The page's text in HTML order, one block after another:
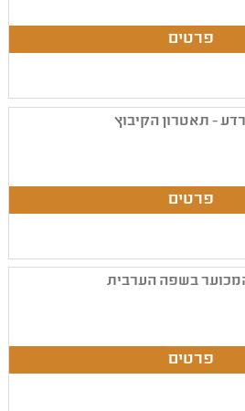
- תאטרון הקיבוץ
המכוער בשפה הערבית